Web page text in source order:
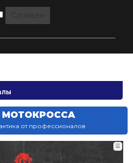
Согласен
от профессионалов
☰